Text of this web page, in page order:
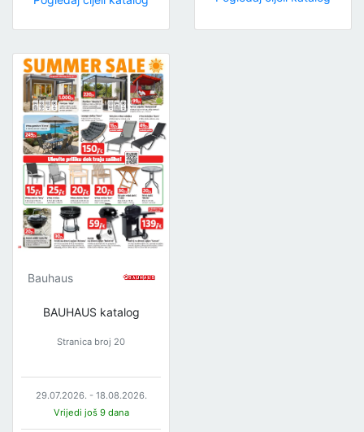
Bauhaus
BAUHAUS katalog
Stranica broj 20
29.07.2026. - 18.08.2026.
Vrijedi još 9 dana